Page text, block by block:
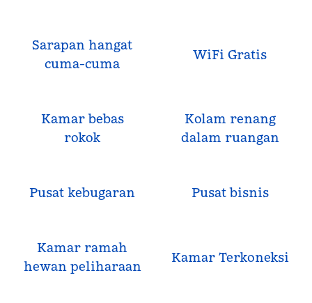
Sarapan hangat
cuma-cuma
WiFi Gratis
Kamar bebas
rokok
Kolam renang
dalam ruangan
Pusat kebugaran Pusat bisnis
Kamar ramah
hewan peliharaan
Kamar Terkoneksi